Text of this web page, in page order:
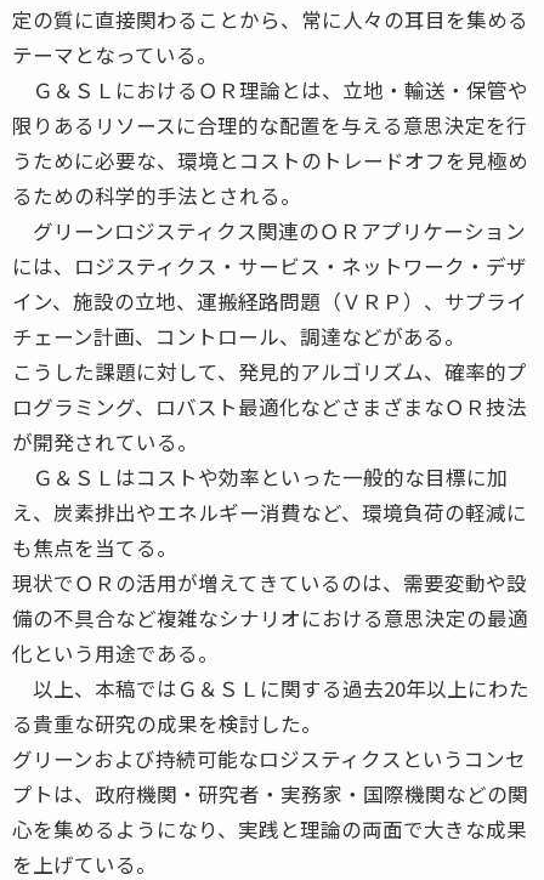
定の質に直接関わることから、常に人々の耳目を集める
テーマとなっている。
Ｇ＆ＳＬにおけるＯＲ理論とは、立地・輸送・保管や
限りあるリソースに合理的な配置を与える意思決定を行
うために必要な、環境とコストのトレードオフを見極め
るための科学的手法とされる。
グリーンロジスティクス関連のＯＲアプリケーション
には、ロジスティクス・サービス・ネットワーク・デザ
イン、施設の立地、運搬経路問題（ＶＲＰ）、サプライ
チェーン計画、コントロール、調達などがある。
こうした課題に対して、発見的アルゴリズム、確率的プ
ログラミング、ロバスト最適化などさまざまなＯＲ技法
が開発されている。
Ｇ＆ＳＬはコストや効率といった一般的な目標に加
え、炭素排出やエネルギー消費など、環境負荷の軽減に
も焦点を当てる。
現状でＯＲの活用が増えてきているのは、需要変動や設
備の不具合など複雑なシナリオにおける意思決定の最適
化という用途である。
以上、本稿ではＧ＆ＳＬに関する過去20年以上にわた
る貴重な研究の成果を検討した。
グリーンおよび持続可能なロジスティクスというコンセ
プトは、政府機関・研究者・実務家・国際機関などの関
心を集めるようになり、実践と理論の両面で大きな成果
を上げている。